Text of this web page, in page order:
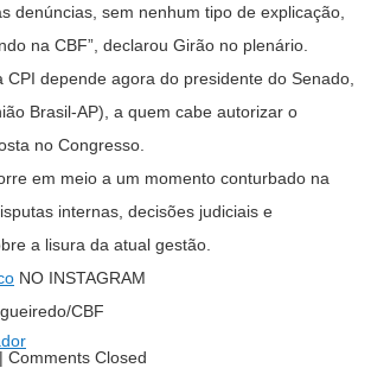
denúncias, sem nenhum tipo de explicação,
na CBF”, declarou Girão no plenário.
CPI depende agora do presidente do Senado,
Brasil-AP), a quem cabe autorizar o
no Congresso.
em meio a um momento conturbado na
internas, decisões judiciais e
a lisura da atual gestão.
NO INSTAGRAM
CBF
Comments Closed